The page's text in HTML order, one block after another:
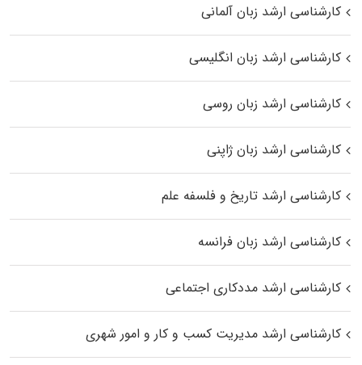
کارشناسی ارشد زبان آلمانی
کارشناسی ارشد زبان انگلیسی
کارشناسی ارشد زبان روسی
کارشناسی ارشد زبان ژاپنی
کارشناسی ارشد تاریخ و فلسفه علم
کارشناسی ارشد زبان فرانسه
کارشناسی ارشد مددکاری اجتماعی
کارشناسی ارشد مدیریت کسب و کار و امور شهری